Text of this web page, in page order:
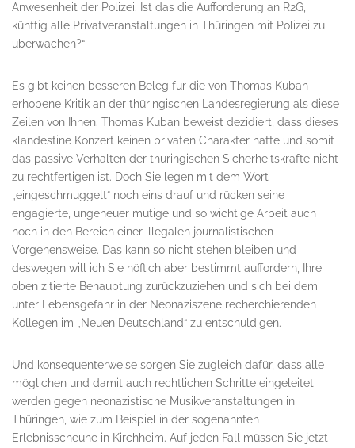
Anwesenheit der Polizei. Ist das die Aufforderung an R2G,
künftig alle Privatveranstaltungen in Thüringen mit Polizei zu
überwachen?“
Es gibt keinen besseren Beleg für die von Thomas Kuban
erhobene Kritik an der thüringischen Landesregierung als diese
Zeilen von Ihnen. Thomas Kuban beweist dezidiert, dass dieses
klandestine Konzert keinen privaten Charakter hatte und somit
das passive Verhalten der thüringischen Sicherheitskräfte nicht
zu rechtfertigen ist. Doch Sie legen mit dem Wort
„eingeschmuggelt“ noch eins drauf und rücken seine
engagierte, ungeheuer mutige und so wichtige Arbeit auch
noch in den Bereich einer illegalen journalistischen
Vorgehensweise. Das kann so nicht stehen bleiben und
deswegen will ich Sie höflich aber bestimmt auffordern, Ihre
oben zitierte Behauptung zurückzuziehen und sich bei dem
unter Lebensgefahr in der Neonaziszene recherchierenden
Kollegen im „Neuen Deutschland“ zu entschuldigen.
Und konsequenterweise sorgen Sie zugleich dafür, dass alle
möglichen und damit auch rechtlichen Schritte eingeleitet
werden gegen neonazistische Musikveranstaltungen in
Thüringen, wie zum Beispiel in der sogenannten
Erlebnisscheune in Kirchheim. Auf jeden Fall müssen Sie jetzt